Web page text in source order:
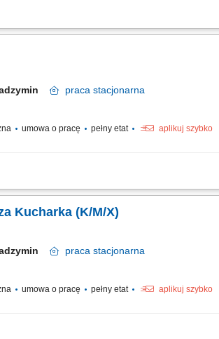
receptur (dania obiadowe, śniadaniowe, zupy, opcje
praca stacjonarna
umowa o pracę pełny etat aplikuj szybko
zgodnie z recepturami; Produkcja posiłków na
Kucharka (K/M/X)
praca stacjonarna
umowa o pracę pełny etat aplikuj szybko